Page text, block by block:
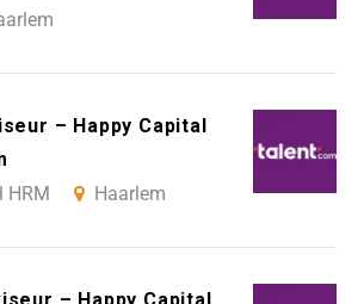
– Happy Capital
HRM
Haarlem
– Happy Capital